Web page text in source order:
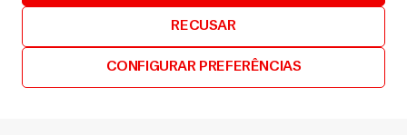
RECUSAR
CONFIGURAR PREFERÊNCIAS